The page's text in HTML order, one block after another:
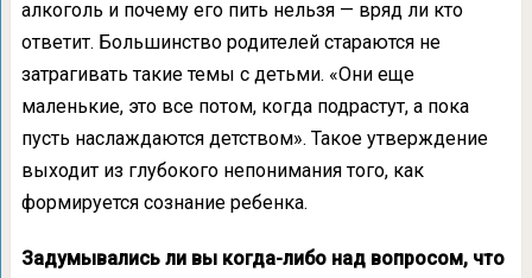
алкоголь и почему его пить нельзя — вряд ли кто
ответит. Большинство родителей стараются не
затрагивать такие темы с детьми. «Они еще
маленькие, это все потом, когда подрастут, а пока
пусть наслаждаются детством». Такое утверждение
выходит из глубокого непонимания того, как
формируется сознание ребенка.
Задумывались ли вы когда-либо над вопросом, что